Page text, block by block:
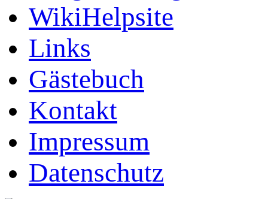
WikiHelpsite
Links
Gästebuch
Kontakt
Impressum
Datenschutz